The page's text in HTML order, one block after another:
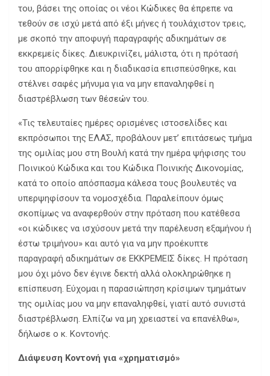
του, βάσει της οποίας οι νέοι Κώδικες θα έπρεπε να
τεθούν σε ισχύ μετά από έξι μήνες ή τουλάχιστον τρεις,
με σκοπό την αποφυγή παραγραφής αδικημάτων σε
εκκρεμείς δίκες. Διευκρινίζει, μάλιστα, ότι η πρότασή
του απορρίφθηκε και η διαδικασία επισπεύσθηκε, και
στέλνει σαφές μήνυμα για να μην επαναληφθεί η
διαστρέβλωση των θέσεών του.
«Τις τελευταίες ημέρες ορισμένες ιστοσελίδες και
εκπρόσωποι της ΕΛΑΣ, προβάλουν μετ’ επιτάσεως τμήμα
της ομιλίας μου στη Βουλή κατά την ημέρα ψήφισης του
Ποινικού Κώδικα και του Κώδικα Ποινικής Δικονομίας,
κατά το οποίο απόσπασμα κάλεσα τους βουλευτές να
υπερψηφίσουν τα νομοσχέδια. Παραλείπουν όμως
σκοπίμως να αναφερθούν στην πρόταση που κατέθεσα
«οι κώδικες να ισχύσουν μετά την παρέλευση εξαμήνου ή
έστω τριμήνου» και αυτό για να μην προέκυπτε
παραγραφή αδικημάτων σε ΕΚΚΡΕΜΕΙΣ δίκες. Η πρόταση
μου όχι μόνο δεν έγινε δεκτή αλλά ολοκληρώθηκε η
επίσπευση. Εύχομαι η παρασιώπηση κρίσιμων τμημάτων
της ομιλίας μου να μην επαναληφθεί, γιατί αυτό συνιστά
διαστρέβλωση. Ελπίζω να μη χρειαστεί να επανέλθω»,
δήλωσε ο κ. Κοντονής.
Διάψευση Κοντονή για «χρηματισμό»